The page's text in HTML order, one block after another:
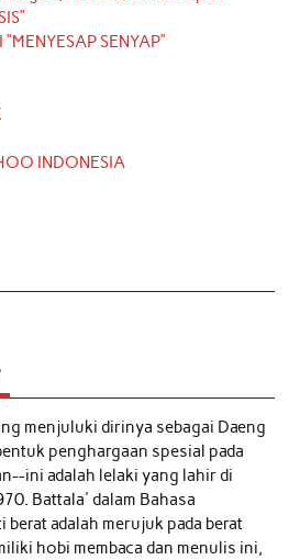
SENYAP”
INDONESIA
menjuluki dirinya sebagai Daeng
penghargaan spesial pada
ini adalah lelaki yang lahir di
Battala' dalam Bahasa
berat adalah merujuk pada berat
hobi membaca dan menulis ini,